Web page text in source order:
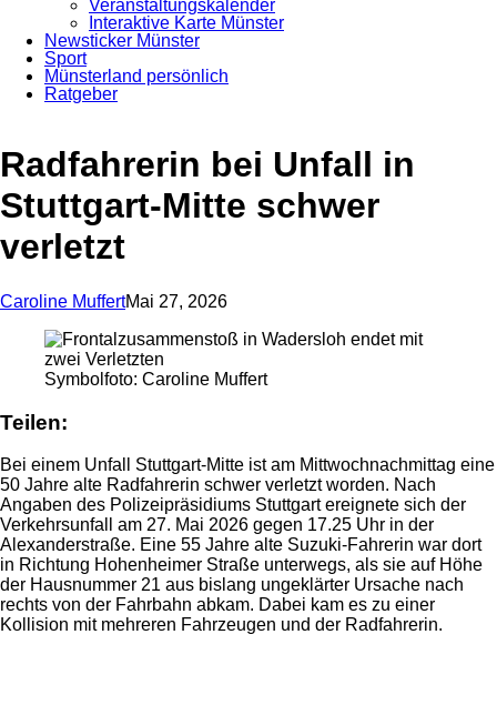
Veranstaltungskalender
Interaktive Karte Münster
Newsticker Münster
Sport
Münsterland persönlich
Ratgeber
Anzeige
Radfahrerin bei Unfall in
Stuttgart-Mitte schwer
verletzt
Caroline MuffertMai 27, 2026
Symbolfoto: Caroline Muffert
Teilen:
Bei einem Unfall Stuttgart-Mitte ist am Mittwochnachmittag eine
50 Jahre alte Radfahrerin schwer verletzt worden. Nach
Angaben des Polizeipräsidiums Stuttgart ereignete sich der
Verkehrsunfall am 27. Mai 2026 gegen 17.25 Uhr in der
Alexanderstraße. Eine 55 Jahre alte Suzuki-Fahrerin war dort
in Richtung Hohenheimer Straße unterwegs, als sie auf Höhe
der Hausnummer 21 aus bislang ungeklärter Ursache nach
rechts von der Fahrbahn abkam. Dabei kam es zu einer
Kollision mit mehreren Fahrzeugen und der Radfahrerin.